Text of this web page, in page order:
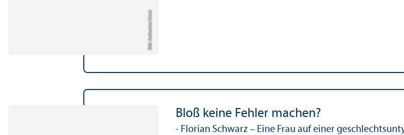
Bild: Katharina Heinz
Bloß keine Fehler machen?
- Florian Schwarz – Eine Frau auf einer